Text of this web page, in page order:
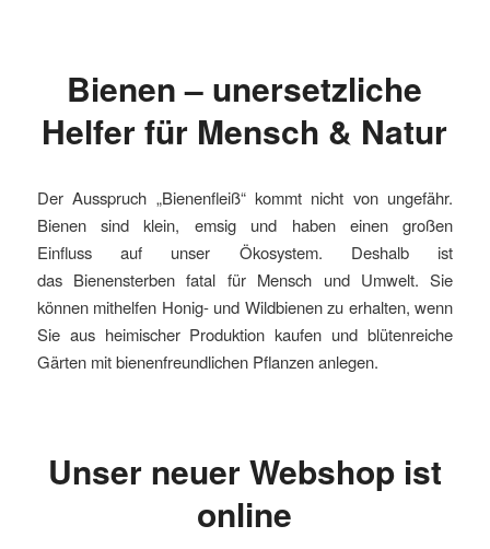
Bienen – unersetzliche
Helfer für Mensch & Natur
Der Ausspruch „Bienenfleiß“ kommt nicht von ungefähr.
Bienen sind klein, emsig und haben einen großen
Einfluss auf unser Ökosystem. Deshalb ist
das Bienensterben fatal für Mensch und Umwelt. Sie
können mithelfen Honig- und Wildbienen zu erhalten, wenn
Sie aus heimischer Produktion kaufen und blütenreiche
Gärten mit bienenfreundlichen Pflanzen anlegen.
Unser neuer Webshop ist
online